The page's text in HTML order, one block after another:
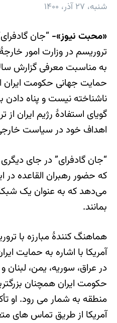
شنبه، ۲۷ آذر، ۱۴۰۰
«محبت نیوز»- “جان
تروریسم در وزارت امور
به مناسبت معرفی گزارش
حمایت جهانی حکومت ایران
ناشناخته نیست و پناه دادن
گویای استفادۀ رژیم ایران
اهداف خود در سیاست
“جان گادفرای” در جای
که حضور رهبران القاعده در
می‌دهد که به عنوان یک
بمانند.
هماهنگ کنندۀ مبارزه با
آمریکا با اشاره به حمایت
در عراق، سوریه، یمن،
حکومت ایران همچنان
منطقه به شمار می رود. او
آمریکا از طریق تماس های